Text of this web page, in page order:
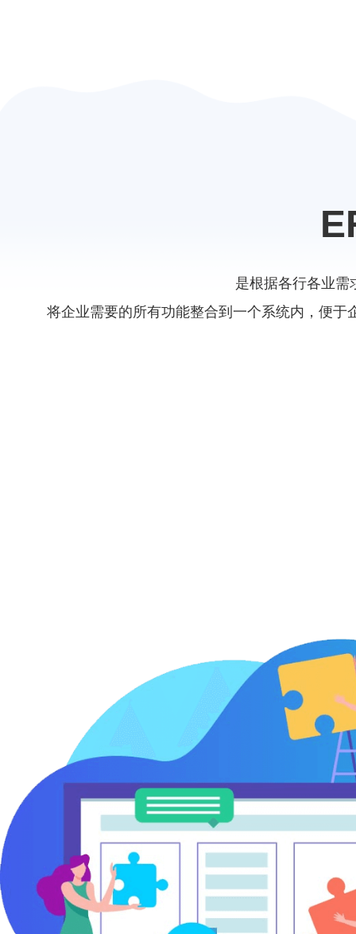
是根据各行各业需
将企业需要的所有功能整合到一个系统内，便